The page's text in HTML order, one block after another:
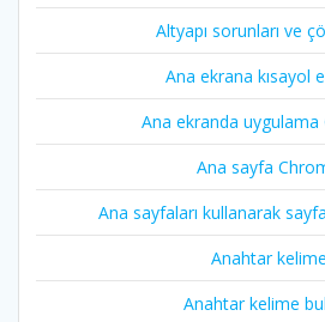
Altyapı sorunları ve
Ana ekrana kısayol
Ana ekranda uygulama
Ana sayfa
Ana sayfaları kullanarak
Anahtar kelime
Anahtar kelime